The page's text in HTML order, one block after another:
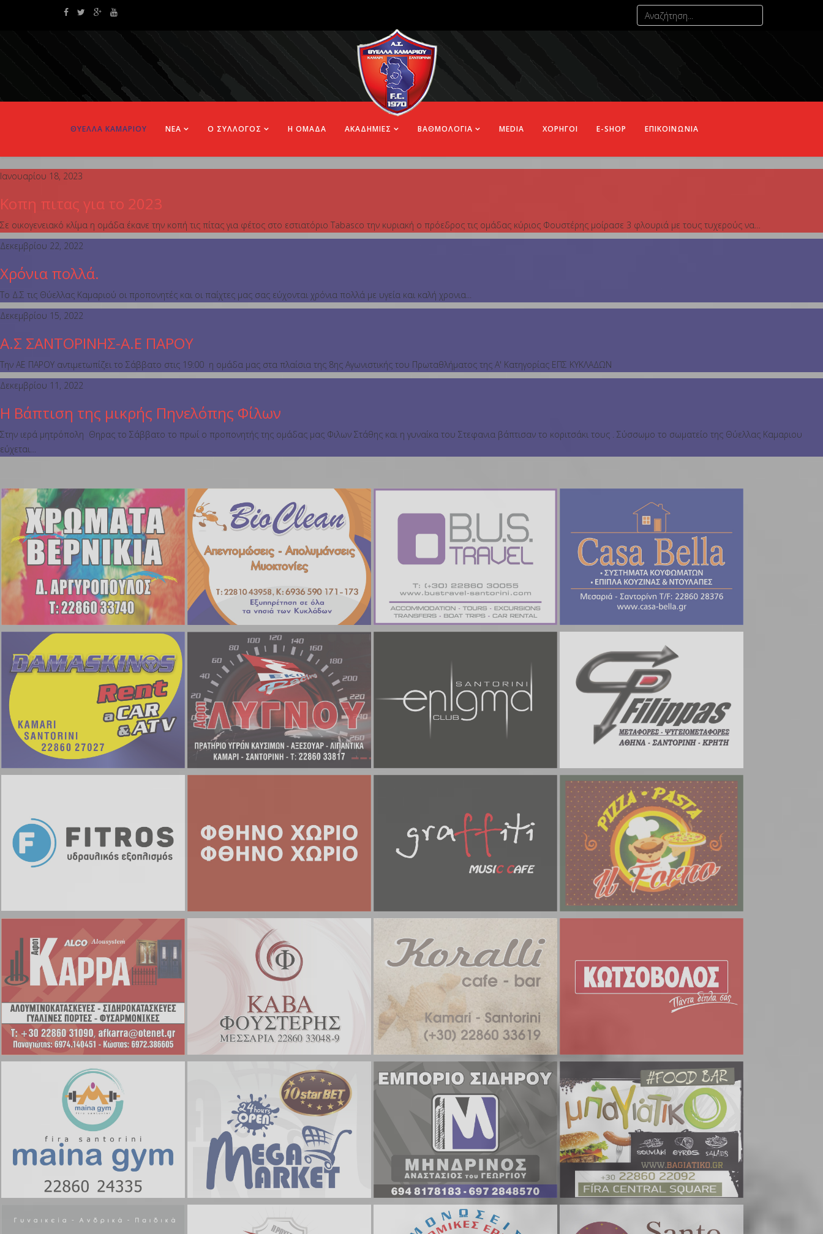
ΘΥΕΛΛΑ ΚΑΜΑΡΙΟΥ ΝΕΑ Ο ΣΥΛΛΟΓΟΣ Η ΟΜΑΔΑ ΑΚΑΔΗΜΙΕΣ ΒΑΘΜΟΛΟΓΙΑ MEDIA ΧΟΡΗΓΟΙ E-SHOP ΕΠΙΚΟΙΝΩΝΙΑ
Ιανουαρίου 18, 2023
Κοπη πιτας για το 2023
Σε οικογενειακό κλίμα η ομάδα έκανε την κοπή τις πίτας για φέτος στο εστιατόριο Tabasco την κυριακή ο πρόεδρος τις ομάδας κύριος Φουστέρης μοίρασε 3 φλουριά με τους τυχερούς να…
Δεκεμβρίου 22, 2022
Χρόνια πολλά.
Το Δ.Σ τις Θύελλας Καμαριού οι προπονητές και οι παίχτες μας σας εύχονται χρόνια πολλά με υγεία και καλή χρονια...
Δεκεμβρίου 15, 2022
Α.Σ ΣΑΝΤΟΡΙΝΗΣ-Α.Ε ΠΑΡΟΥ
Την ΑΕ ΠΑΡΟΥ αντιμετωπίζει το Σάββατο στις 19:00 η ομάδα μας στα πλαίσια της 8ης Αγωνιστικής του Πρωταθλήματος της Α' Κατηγορίας ΕΠΣ ΚΥΚΛΑΔΩΝ
Δεκεμβρίου 11, 2022
Η Βάπτιση της μικρής Πηνελόπης Φίλων
Στην ιερά μητρόπολη Θηρας το Σάββατο το πρωί ο προπονητής της ομάδας μας Φιλων Στάθης και η γυναίκα του Στεφανια βάπτισαν το κοριτσάκι τους . Σύσσωμο το σωματείο της Θύελλας Καμαριου
εύχεται…